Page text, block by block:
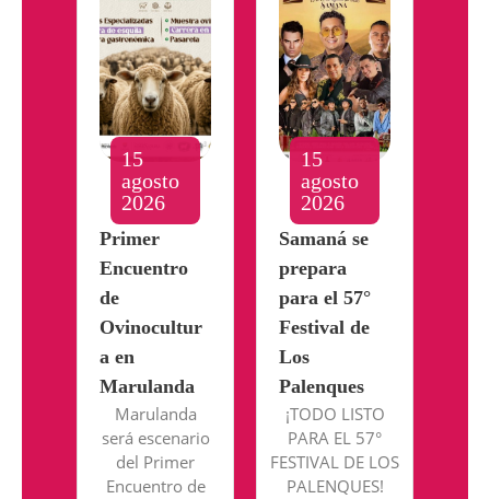
15
agosto
2026
Primer
Encuentro
de
Ovinocultur
a en
Marulanda
Marulanda
será escenario
del Primer
Encuentro de
15
agosto
2026
Samaná se
prepara
para el 57°
Festival de
Los
Palenques
¡TODO LISTO
PARA EL 57°
FESTIVAL DE LOS
PALENQUES!